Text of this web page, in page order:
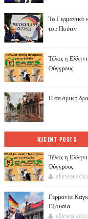
Το Γερμανικό
του Πούτιν
Τέλος η
Ούγγρους
Η σεισμική
RECENT POSTS
Τέλος η
Ούγγρους
ellinesradio
Γερμανία
Εξουσία
ellinesradio